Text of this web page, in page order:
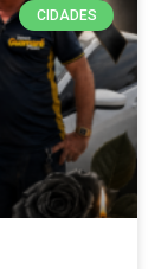
CIDADES